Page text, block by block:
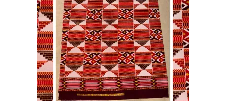
AJOUTER AU PANIER